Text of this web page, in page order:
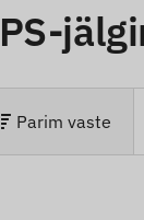
Parim vaste